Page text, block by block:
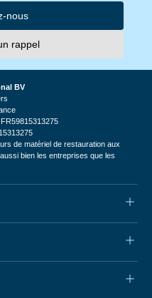
nous
rappel
BV
de matériel de restauration aux
bien les entreprises que les